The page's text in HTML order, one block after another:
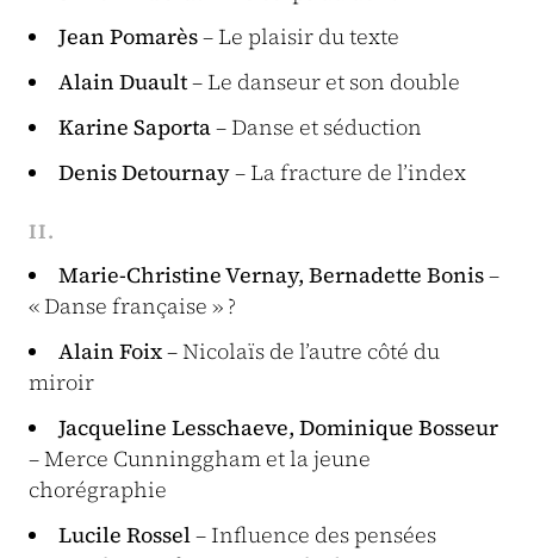
Jean Pomarès– Le plaisir du texte
Alain Duault– Le danseur et son double
Karine Saporta– Danse et séduction
Denis Detournay– La fracture de l’index
II.
Marie-Christine Vernay, Bernadette Bonis–
« Danse française » ?
Alain Foix– Nicolaïs de l’autre côté du
miroir
Jacqueline Lesschaeve, Dominique Bosseur
– Merce Cunninggham et la jeune
chorégraphie
Lucile Rossel– Influence des pensées